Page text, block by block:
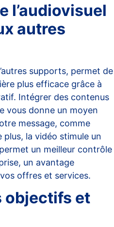
l’audiovisuel
autres
supports, permet de
plus efficace grâce à
Intégrer des contenus
vous donne un moyen
message, comme
plus, la vidéo stimule un
un meilleur contrôle
un avantage
offres et services.
objectifs et